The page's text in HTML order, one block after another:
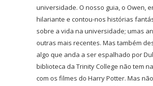
universidade. O nosso guia, o Owen,
hilariante e contou-nos histórias
sobre a vida na universidade; umas
outras mais recentes. Mas também
algo que anda a ser espalhado por
biblioteca da Trinity College não tem
com os filmes do Harry Potter. Mas